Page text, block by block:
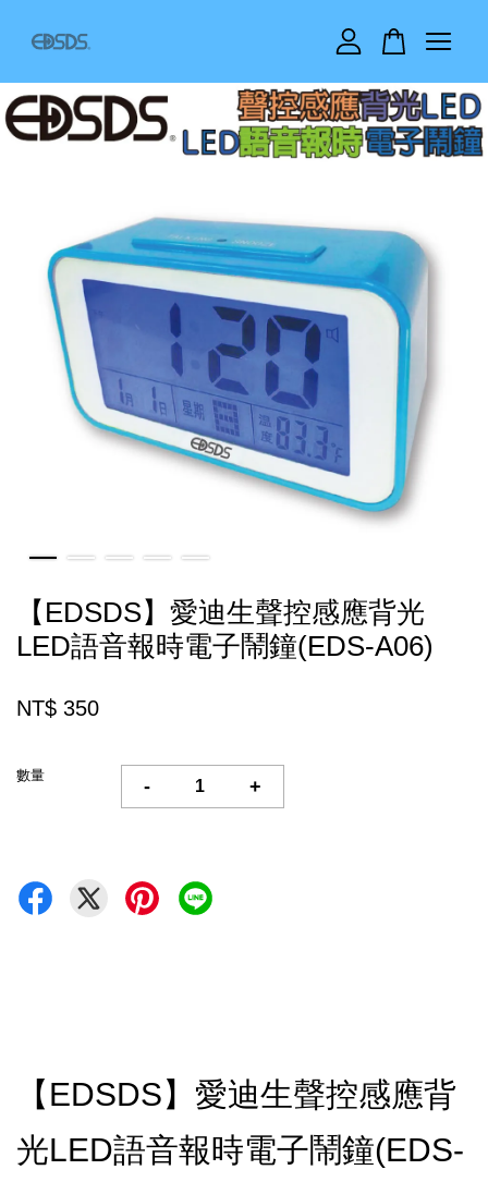
【EDSDS】愛迪生聲控感應背光
LED語音報時電子鬧鐘(EDS-A06)
NT$ 350
數量
- +
【EDSDS】愛迪生聲控感應背
光LED語音報時電子鬧鐘(EDS-
您的購物車目前還是空的。